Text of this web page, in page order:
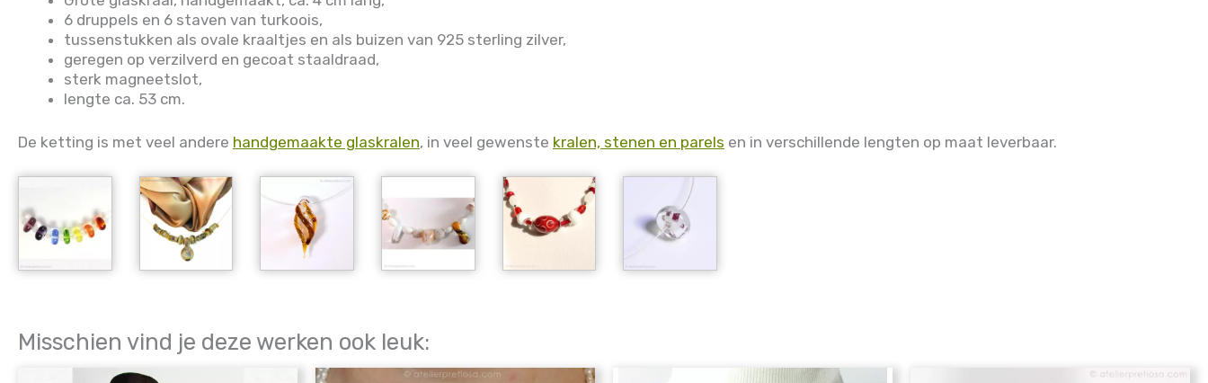
6 druppels en 6 staven van turkoois,
tussenstukken als ovale kraaltjes en als buizen van 925 sterling zilver,
geregen op verzilverd en gecoat staaldraad,
sterk magneetslot,
lengte ca. 53 cm.
De ketting is met veel andere handgemaakte glaskralen, in veel gewenste kralen, stenen en parels en in verschillende lengten op maat leverbaar.
Misschien vind je deze werken ook leuk: